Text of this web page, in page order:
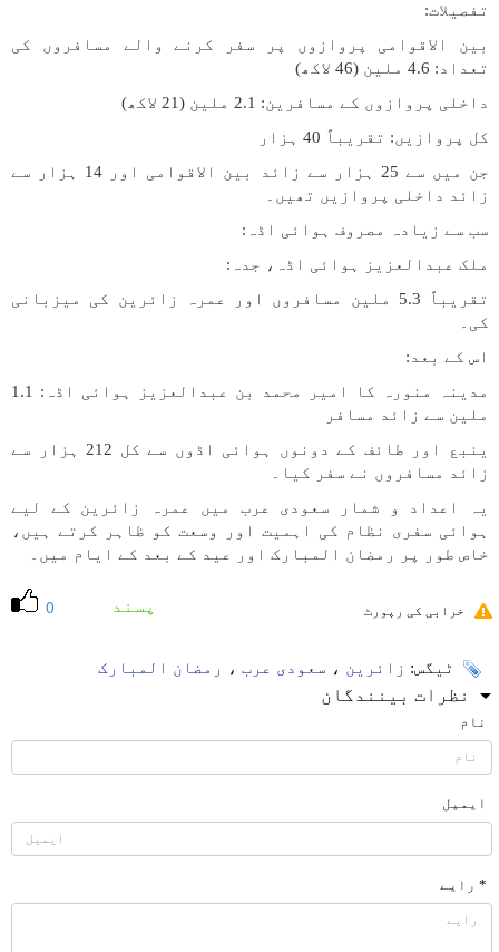
تفصیلات:
بین الاقوامی پروازوں پر سفر کرنے والے مسافروں کی
تعداد: 4.6 ملین (46 لاکھ)
داخلی پروازوں کے مسافرین: 2.1 ملین (21 لاکھ)
کل پروازیں: تقریباً 40 ہزار
جن میں سے 25 ہزار سے زائد بین الاقوامی اور 14 ہزار سے
زائد داخلی پروازیں تھیں۔
سب سے زیادہ مصروف ہوائی اڈہ:
ملک عبدالعزیز ہوائی اڈہ، جدہ:
تقریباً 5.3 ملین مسافروں اور عمرہ زائرین کی میزبانی
کی۔
اس کے بعد:
مدینہ منورہ کا امیر محمد بن عبدالعزیز ہوائی اڈہ: 1.1
ملین سے زائد مسافر
ینبع اور طائف کے دونوں ہوائی اڈوں سے کل 212 ہزار سے
زائد مسافروں نے سفر کیا۔
یہ اعداد و شمار سعودی عرب میں عمرہ زائرین کے لیے
ہوائی سفری نظام کی اہمیت اور وسعت کو ظاہر کرتے ہیں،
خاص طور پر رمضان المبارک اور عید کے بعد کے ایام میں۔
0 پسند خرابی کی رپورٹ
ٹیگس: زائرین ، سعودی عرب ، رمضان المبارک
نظرات بینندگان
نام
ایمیل
* رایے